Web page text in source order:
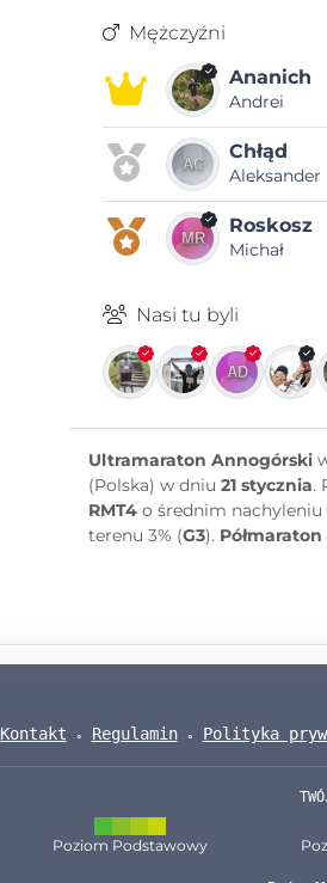
Mężczyźni
Ananich
Andrei
Chłąd
Aleksander
Roskosz
Michał
Nasi tu byli
Ultramaraton Annogórski
(Polska) w dniu 21 stycznia.
RMT4o średnim nachyleniu
terenu 3% (G3). Półmaraton
Kontakt Regulamin Polityka
Poziom Podstawowy